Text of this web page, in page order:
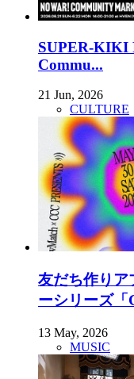
SUPER-KIKI
Commu...
21 Jun, 2026
CULTURE
友だち作りア
ーシリーズ「
13 May, 2026
MUSIC